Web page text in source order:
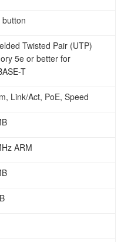
button
Twisted Pair (UTP)
5e or better for
T
Link/Act, PoE, Speed
ARM